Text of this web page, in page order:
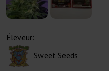
Éleveur:
Sweet Seeds